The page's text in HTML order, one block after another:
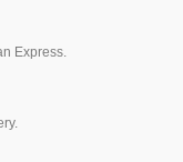
Express.